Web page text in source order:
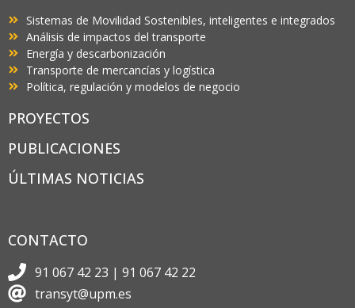
Sistemas de Movilidad Sostenibles, inteligentes e integrados
Análisis de impactos del transporte
Energía y descarbonización
Transporte de mercancías y logística
Política, regulación y modelos de negocio
PROYECTOS
PUBLICACIONES
ÚLTIMAS NOTICIAS
CONTACTO
91 067 42 23 | 91 067 42 22
transyt@upm.es